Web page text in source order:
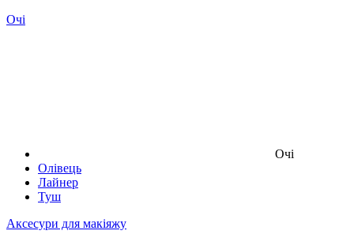
Очі
Очі
Олівець
Лайнер
Туш
Аксесури для макіяжу